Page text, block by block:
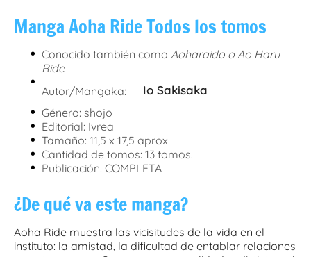
Manga Aoha RideTodos los tomos
• Conocido también como Aoharaido o Ao Haru
Ride
•
Autor/Mangaka: Io Sakisaka
• Género: shojo
• Editorial: Ivrea
• Tamaño: 11,5 x 17,5 aprox
• Cantidad de tomos: 13 tomos.
• Publicación: COMPLETA
¿De qué va este manga?
Aoha Ride muestra las vicisitudes de la vida en el
instituto: la amistad, la dificultad de entablar relaciones